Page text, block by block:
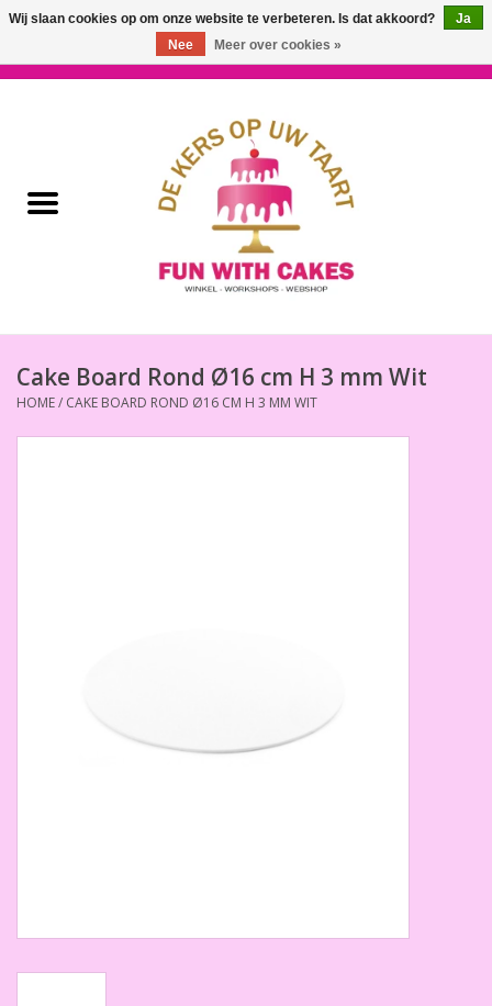
Workshops & Cursussen
Decoreer Gereedschap
Cake Board Rond Ø16 cm H 3 mm Wit
HOME/ CAKE BOARD ROND Ø16 CM H 3 MM WIT
Wij slaan cookies op om onze website te verbeteren. Is dat akkoord?
Ja
Nee
Meer over cookies »